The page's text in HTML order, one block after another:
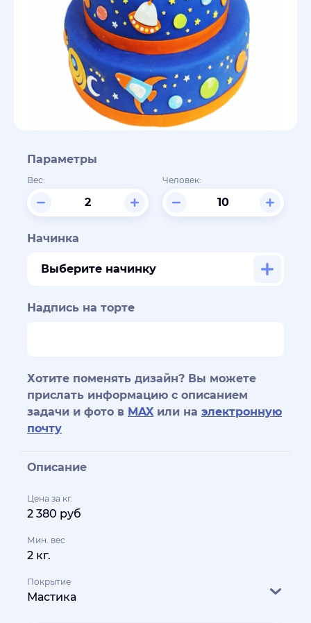
Параметры
Вес: Человек:
Начинка
Выберите начинку
Надпись на торте
Хотите поменять дизайн? Вы можете
прислать информацию с описанием
задачи и фото в MAX или на электронную
почту
Описание
Цена за кг.
2 380 руб
Мин. вес
2 кг.
Покрытие
Мастика